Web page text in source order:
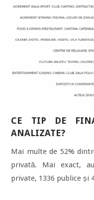
CE TIP DE
ANALIZATE?
Mai multe de 52%
privată. Mai exact,
private, 1336 publice și